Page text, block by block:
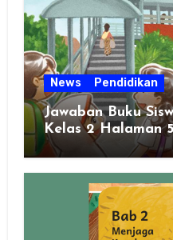
News Pendidikan
Jawaban Buku
Kelas 2 Halaman